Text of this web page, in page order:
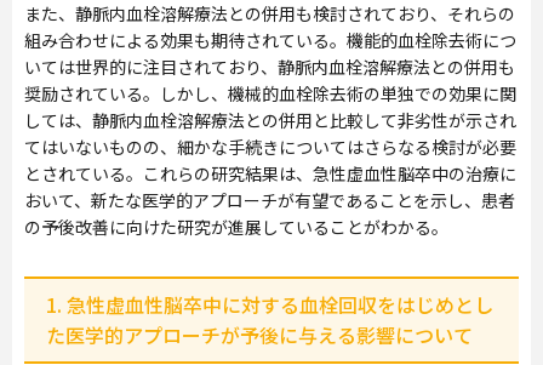
また、静脈内血栓溶解療法との併用も検討されており、それらの
組み合わせによる効果も期待されている。機能的血栓除去術につ
いては世界的に注目されており、静脈内血栓溶解療法との併用も
奨励されている。しかし、機械的血栓除去術の単独での効果に関
しては、静脈内血栓溶解療法との併用と比較して非劣性が示され
てはいないものの、細かな手続きについてはさらなる検討が必要
とされている。これらの研究結果は、急性虚血性脳卒中の治療に
おいて、新たな医学的アプローチが有望であることを示し、患者
の予後改善に向けた研究が進展していることがわかる。
1. 急性虚血性脳卒中に対する血栓回収をはじめとし
た医学的アプローチが予後に与える影響について